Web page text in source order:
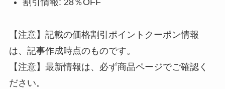
割引情報: 28％OFF
【注意】記載の価格割引ポイントクーポン情報
は、記事作成時点のものです。
【注意】最新情報は、必ず商品ページでご確認く
ださい。